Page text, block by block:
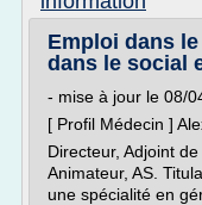
Emploi dans
dans le social
- mise à jour le 08/
[ Profil Médecin ]
Directeur, Adjoint
Animateur, AS.
une spécialité en